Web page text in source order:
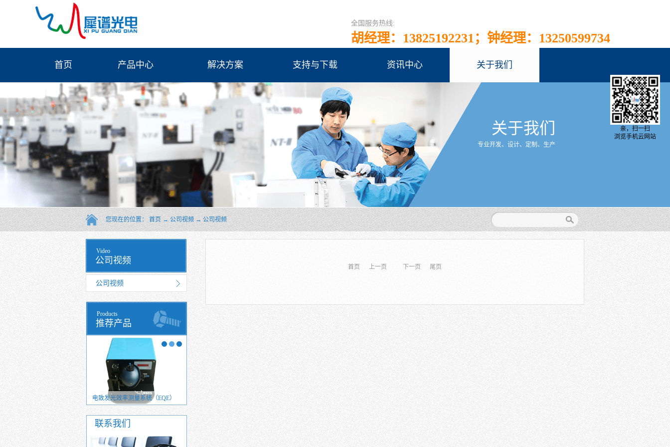
全国服务热线:
胡经理：13825192231；钟经理：13250599734
首页 产品中心 解决方案 支持与下载 资讯中心 关于我们
关于我们
专业开发、设计、定制、生产
您现在的位置： 首页 → 公司视频 → 公司视频
公司视频
Video
公司视频
推荐产品
Products
电致发光效率测量系统（EQE）
联系我们
首页 上一页 下一页 尾页
亲，扫一扫
浏览手机云网站